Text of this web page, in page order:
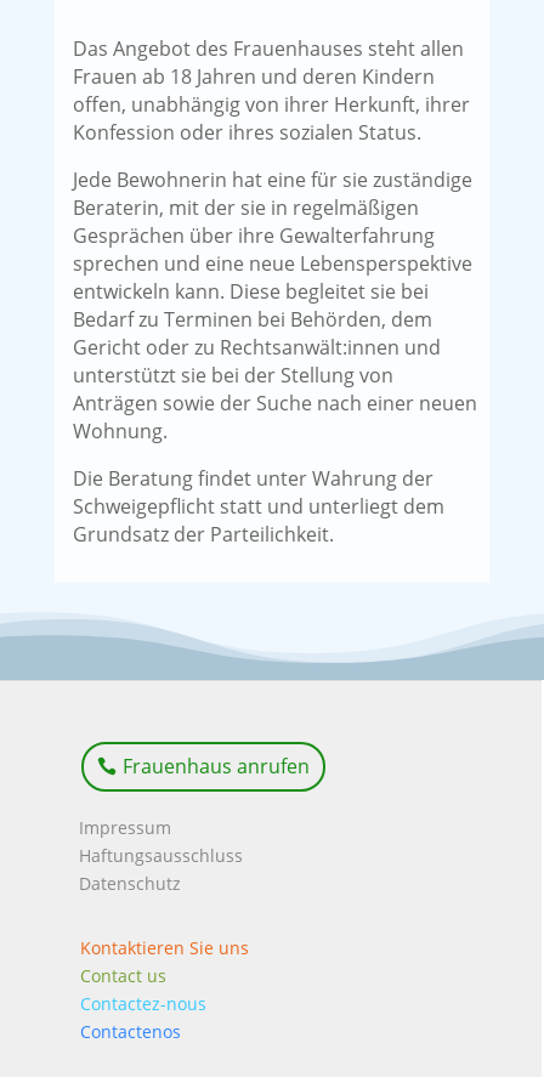
Das Angebot des Frauenhauses steht allen
Frauen ab 18 Jahren und deren Kindern
offen, unabhängig von ihrer Herkunft, ihrer
Konfession oder ihres sozialen Status.
Jede Bewohnerin hat eine für sie zuständige
Beraterin, mit der sie in regelmäßigen
Gesprächen über ihre Gewalterfahrung
sprechen und eine neue Lebensperspektive
entwickeln kann. Diese begleitet sie bei
Bedarf zu Terminen bei Behörden, dem
Gericht oder zu Rechtsanwält:innen und
unterstützt sie bei der Stellung von
Anträgen sowie der Suche nach einer neuen
Wohnung.
Die Beratung findet unter Wahrung der
Schweigepflicht statt und unterliegt dem
Grundsatz der Parteilichkeit.
Frauenhaus anrufen
Impressum
Haftungsausschluss
Datenschutz
Kontaktieren Sie uns
Contact us
Contactez-nous
Contactenos